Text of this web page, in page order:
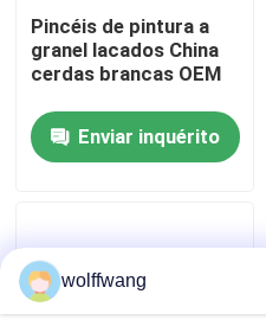
Fale Conosco
notícias
Todos os casos
Pincel de Filamento
Pincéis de pintura a
granel lacados China
cerdas brancas OEM
Enviar inquérito
wolffwang